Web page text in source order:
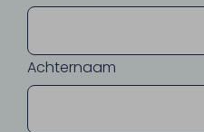
Achternaam